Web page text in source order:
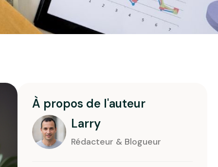
À propos de l'auteur
Larry
Rédacteur & Blogueur